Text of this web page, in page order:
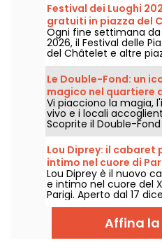
Festival dei Luoghi
gratuiti in piazza del
diversi a Parigi
Ogni fine settimana
2026, il Festival delle
del Châtelet e altre
laboratori di danza,
completamente
Théâtre de la Ville.
Le Double-Fond: un
magico nel quartiere
Vi piacciono la magia,
vivo e i locali
Scoprite il Double-
un'istituzione della
Marais.
Lou Diprey: il cabaret
intimo nel cuore di
Lou Diprey è il nuovo
e intimo nel cuore del
Parigi. Aperto dal 17
offre cene
coreografici e feste
all'insegna del
un’atmosfera soft e
Affina